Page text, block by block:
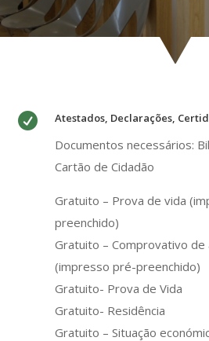
 Atestados, Declarações,
Documentos necessários:
Cartão de Cidadão
Gratuito – Prova de vida
preenchido)
Gratuito – Comprovativo de
(impresso pré-preenchido)
Gratuito- Prova de Vida
Gratuito- Residência
Gratuito – Situação